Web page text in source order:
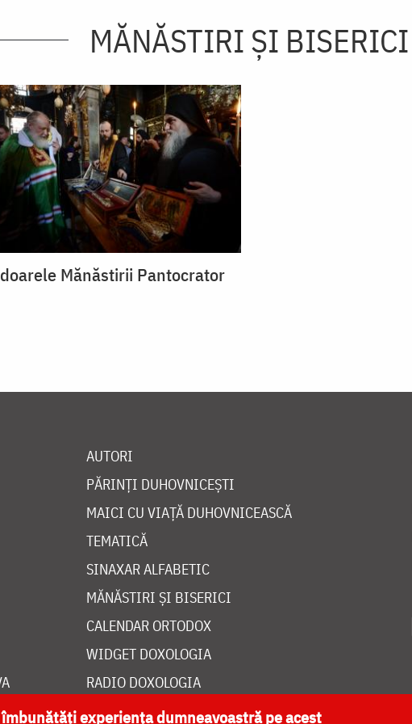
MĂNĂSTIRI ȘI BISERICI
Mănăstirii Pantocrator
AUTORI
PĂRINȚI DUHOVNICEȘTI
MAICI CU VIAȚĂ DUHOVNICEASCĂ
TEMATICĂ
SINAXAR ALFABETIC
MĂNĂSTIRI ȘI BISERICI
CALENDAR ORTODOX
WIDGET DOXOLOGIA
RADIO DOXOLOGIA
experiența dumneavoastră pe acest